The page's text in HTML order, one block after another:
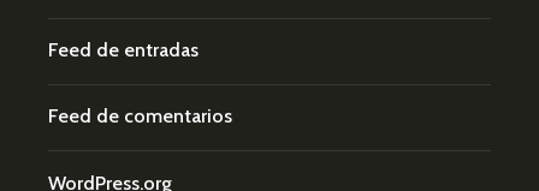
Feed de entradas
Feed de comentarios
WordPress.org